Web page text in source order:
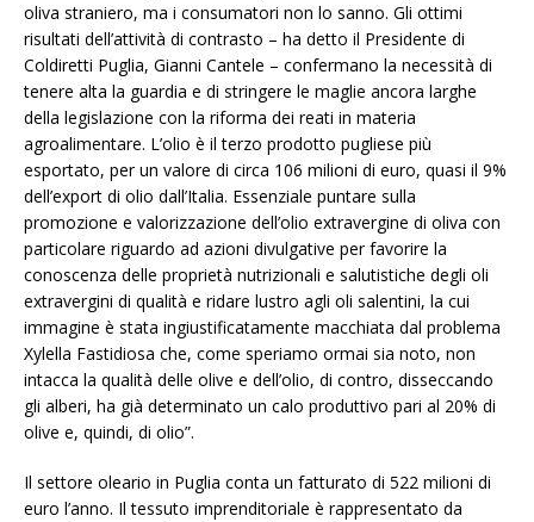
oliva straniero, ma i consumatori non lo sanno. Gli ottimi
risultati dell’attività di contrasto – ha detto il Presidente di
Coldiretti Puglia, Gianni Cantele – confermano la necessità di
tenere alta la guardia e di stringere le maglie ancora larghe
della legislazione con la riforma dei reati in materia
agroalimentare. L’olio è il terzo prodotto pugliese più
esportato, per un valore di circa 106 milioni di euro, quasi il 9%
dell’export di olio dall’Italia. Essenziale puntare sulla
promozione e valorizzazione dell’olio extravergine di oliva con
particolare riguardo ad azioni divulgative per favorire la
conoscenza delle proprietà nutrizionali e salutistiche degli oli
extravergini di qualità e ridare lustro agli oli salentini, la cui
immagine è stata ingiustificatamente macchiata dal problema
Xylella Fastidiosa che, come speriamo ormai sia noto, non
intacca la qualità delle olive e dell’olio, di contro, disseccando
gli alberi, ha già determinato un calo produttivo pari al 20% di
olive e, quindi, di olio”.
Il settore oleario in Puglia conta un fatturato di 522 milioni di
euro l’anno. Il tessuto imprenditoriale è rappresentato da